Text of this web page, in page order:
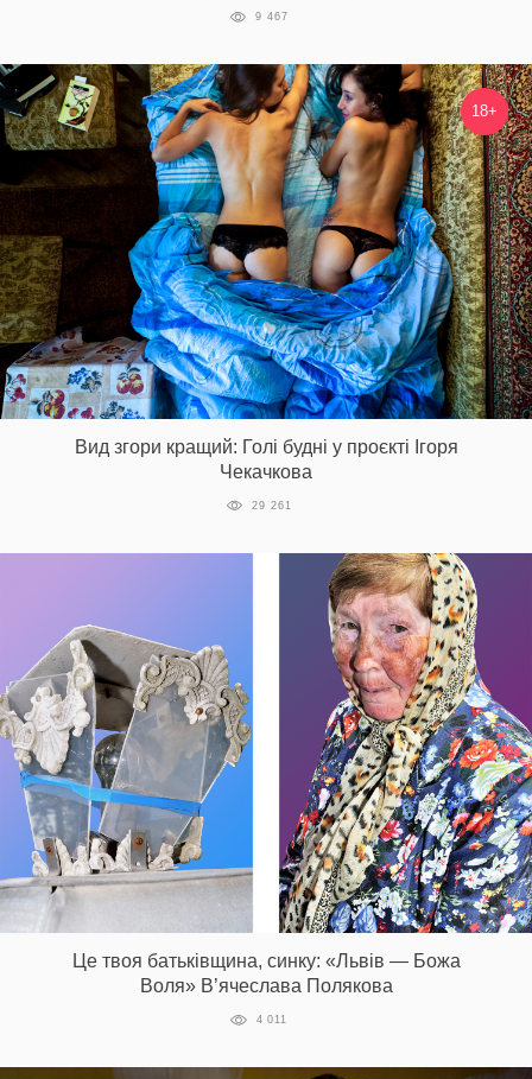
9 467
18+
Вид згори кращий: Голі будні у проєкті Ігоря
Чекачкова
29 261
Це твоя батьківщина, синку: «Львів — Божа
Воля» В’ячеслава Полякова
4 011